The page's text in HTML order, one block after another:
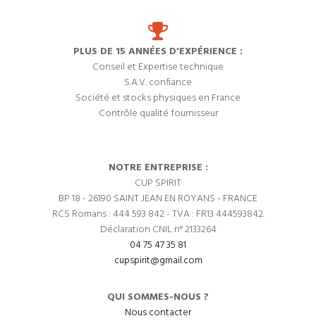
PLUS DE 15 ANNÉES D'EXPÉRIENCE :
Conseil et Expertise technique
S.A.V. confiance
Société et stocks physiques en France
Contrôle qualité fournisseur
NOTRE ENTREPRISE :
CUP SPIRIT
BP 18 - 26190 SAINT JEAN EN ROYANS - FRANCE
RCS Romans : 444 593 842 - TVA : FR13 444593842.
Déclaration CNIL n° 2133264
04 75 47 35 81
cupspirit@gmail.com
QUI SOMMES-NOUS ?
Nous contacter